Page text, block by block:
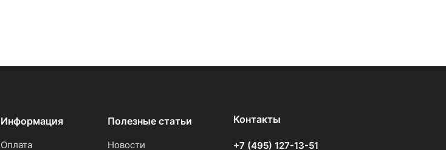
Информация
Оплата
Полезные статьи
Новости
Контакты
+7 (495) 127-13-51